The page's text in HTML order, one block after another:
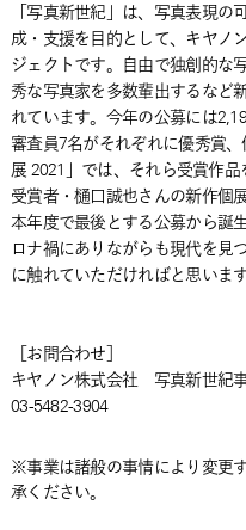
「写真新世紀」は、写真表現
成・支援を目的として、キヤノ
ジェクトです。自由で独創的な
秀な写真家を多数輩出するなど
れています。今年の公募には
審査員7名がそれぞれに優秀賞
展 2021」では、それら受賞作
受賞者・樋口誠也さんの新作個
本年度で最後とする公募から誕
ロナ禍にありながらも現代を見
に触れていただければと思います
［お問合わせ］
キヤノン株式会社 写真新世紀
03-5482-3904
※事業は諸般の事情により変更
承ください。